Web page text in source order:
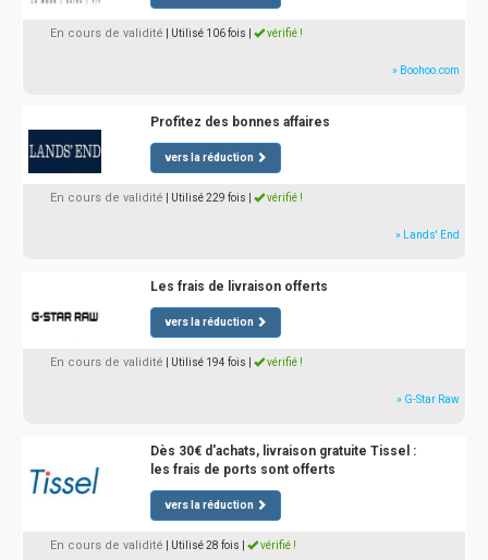
En cours de validité | Utilisé 106 fois vérifié !
» Boohoo.com
Profitez des bonnes affaires
vers la réduction
En cours de validité | Utilisé 229 fois vérifié !
» Lands' End
Les frais de livraison offerts
vers la réduction
En cours de validité | Utilisé 194 fois vérifié !
» G-Star Raw
Dès 30€ d'achats, livraison gratuite Tissel :
les frais de ports sont offerts
vers la réduction
En cours de validité | Utilisé 28 fois vérifié !